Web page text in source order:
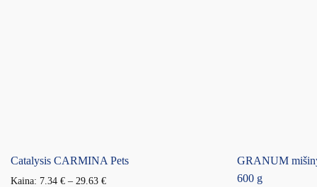
Catalysis CARMINA Pets
Kaina: 7.34 € – 29.63 €
GRANUM
600 g